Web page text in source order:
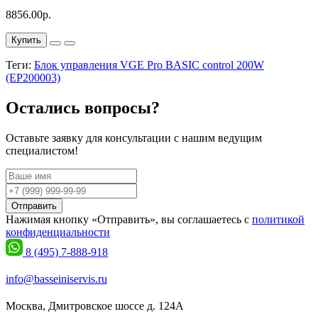
8856.00р.
Купить
Теги: Блок управления VGE Pro BASIC control 200W
(EP200003)
Остались вопросы?
Оставьте заявку для консультации с нашим ведущим
специалистом!
Отправить
Нажимая кнопку «Отправить», вы соглашаетесь с политикой
конфиденциальности
8 (495) 7-888-918
info@basseiniservis.ru
Москва, Дмитровское шоссе д. 124А